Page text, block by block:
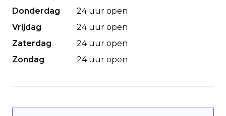
Donderdag
24 uur open
Vrijdag
24 uur open
Zaterdag
24 uur open
Zondag
24 uur open